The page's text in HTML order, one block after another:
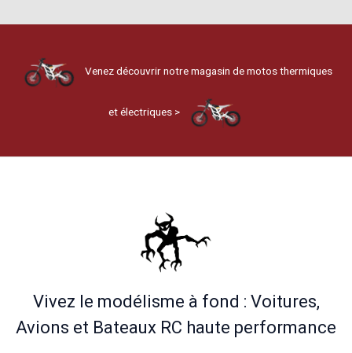
Venez découvrir notre magasin de motos thermiques
et électriques >
Vivez le modélisme à fond : Voitures,
Avions et Bateaux RC haute performance